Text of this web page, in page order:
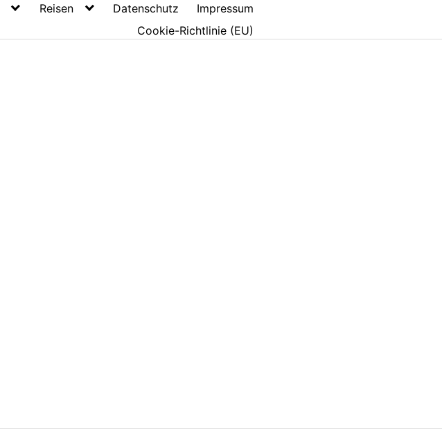
Reisen Datenschutz
Impressum
Cookie-Richtlinie (EU)